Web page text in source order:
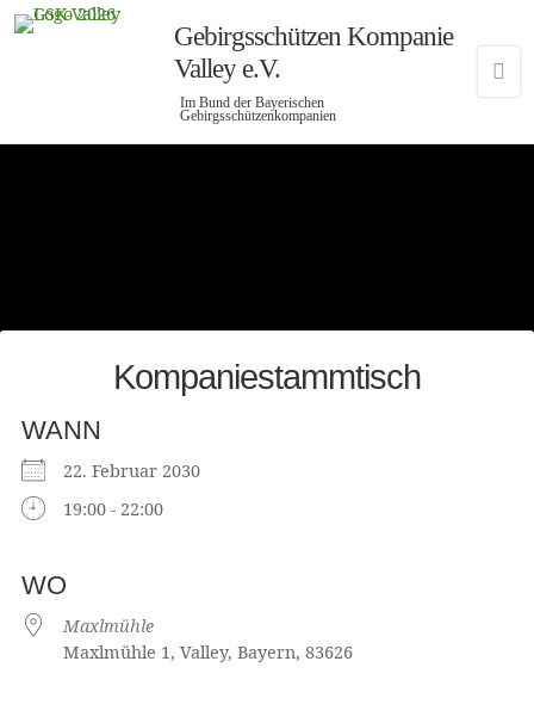
Gebirgsschützen Kompanie
Valley e.V.
Im Bund der Bayerischen
Gebirgsschützenkompanien
Kompaniestammtisch
WANN
22. Februar 2030
19:00 - 22:00
WO
Maxlmühle
Maxlmühle 1, Valley, Bayern, 83626